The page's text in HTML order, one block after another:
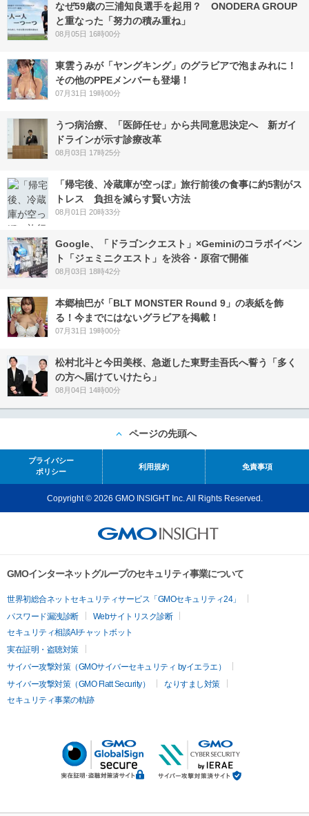
なぜ59歳の三浦知良選手を起用？ ONODERA GROUP
と重なった「努力の積み重ね」
08月05日 16時00分
東雲うみが「ヤングキング」のグラビアで泡まみれに！
その他のPPEメンバーも登場！
07月31日 19時00分
うつ病治療、「医師任せ」から共同意思決定へ 新ガイ
ドラインが示す診療改革
08月03日 17時25分
「帰宅後、冷蔵庫が空っぽ」旅行前後の食事に約5割がス
トレス 負担を減らす賢い方法
08月01日 20時33分
Google、「ドラゴンクエスト」×Geminiのコラボイベン
ト「ジェミニクエスト」を渋谷・原宿で開催
08月03日 18時42分
本郷柚巴が「BLT MONSTER Round 9」の表紙を飾
る！今までにはないグラビアを掲載！
07月31日 19時00分
松村北斗と今田美桜、急逝した東野圭吾氏へ誓う「多く
の方へ届けていけたら」
08月04日 14時00分
ページの先頭へ
プライバシー
ポリシー
利用規約 免責事項
Copyright © 2026 GMO INSIGHT Inc. All Rights Reserved.
GMOインターネットグループのセキュリティ事業について
世界初総合ネットセキュリティサービス「GMOセキュリティ24」
パスワード漏洩診断
Webサイトリスク診断
セキュリティ相談AIチャットボット
実在証明・盗聴対策
サイバー攻撃対策（GMOサイバーセキュリティ byイエラエ）
サイバー攻撃対策（GMO Flatt Security）
なりすまし対策
セキュリティ事業の軌跡